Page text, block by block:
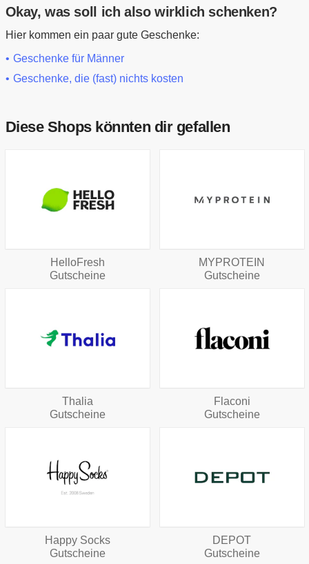
Okay, was soll ich also wirklich schenken?
Hier kommen ein paar gute Geschenke:
Geschenke für Männer
Geschenke, die (fast) nichts kosten
Diese Shops könnten dir gefallen
HelloFresh
Gutscheine
MYPROTEIN
Gutscheine
Thalia
Gutscheine
Flaconi
Gutscheine
Happy Socks
Gutscheine
DEPOT
Gutscheine